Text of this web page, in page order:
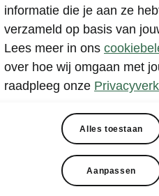
zomaar
Kamiq is ook als occasion
ruim keus uit motoren en
een volwassen
informatie die je aan ze
verzameld op basis van
Lees meer in ons
over hoe wij omgaan met
raadpleeg onze
Alles toestaan
Aanpassen